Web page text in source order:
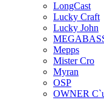
LongCast
Lucky Craft
Lucky John
Mepps
Mister Cro
Myran
OSP
OWNER